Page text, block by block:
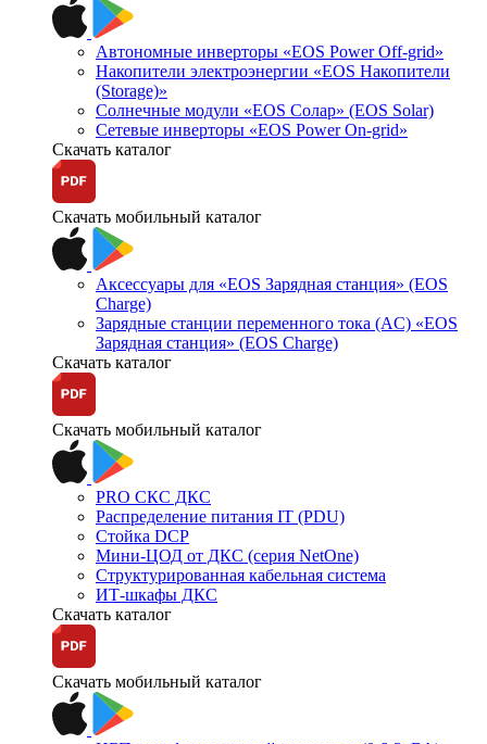
Автономные инверторы «EOS Power Off-grid»
Накопители электроэнергии «EOS Накопители
(Storage)»
Солнечные модули «EOS Солар» (EOS Solar)
Сетевые инверторы «EOS Power On-grid»
Скачать каталог
Скачать мобильный каталог
Аксессуары для «EOS Зарядная станция» (EOS
Charge)
Зарядные станции переменного тока (AC) «EOS
Зарядная станция» (EOS Charge)
Скачать каталог
Скачать мобильный каталог
PRO СКС ДКС
Распределение питания IT (PDU)
Стойка DCP
Мини-ЦОД от ДКС (серия NetOne)
Структурированная кабельная система
ИТ-шкафы ДКС
Скачать каталог
Скачать мобильный каталог